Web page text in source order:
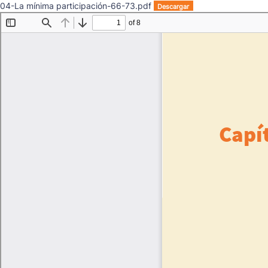
04-La mínima participación-66-73.pdf Descargar